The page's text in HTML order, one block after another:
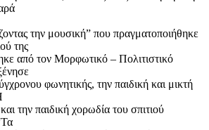
την μουσική” που πραγματοποιήθηκε
της
από τον Μορφωτικό – Πολιτιστικό
φωνητικής, την παιδική και μικτή
την παιδική χορωδία του σπιτιού